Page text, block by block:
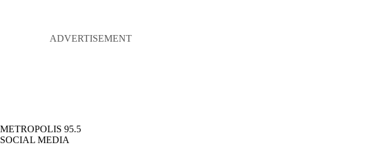
METROPOLIS 95.5
SOCIAL MEDIA